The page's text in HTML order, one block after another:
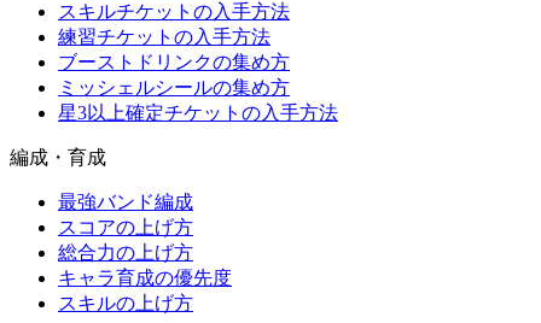
スキルチケットの入手方法
練習チケットの入手方法
ブーストドリンクの集め方
ミッシェルシールの集め方
星3以上確定チケットの入手方法
編成・育成
最強バンド編成
スコアの上げ方
総合力の上げ方
キャラ育成の優先度
スキルの上げ方